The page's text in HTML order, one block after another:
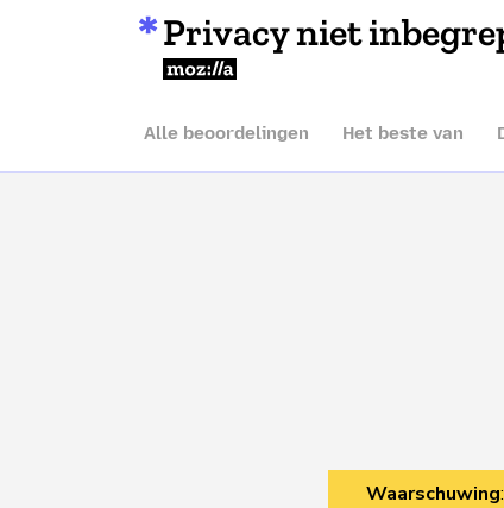
Privacy niet
Mozilla
Alle beoordelingen Het beste van
Waarschuwing